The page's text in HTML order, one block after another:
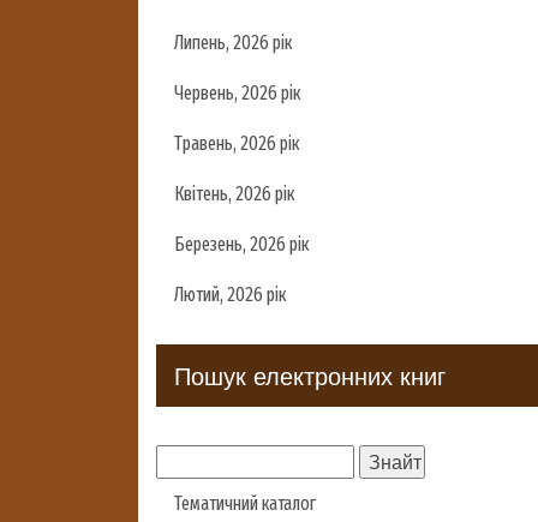
Липень, 2026 рік
Червень, 2026 рік
Травень, 2026 рік
Квітень, 2026 рік
Березень, 2026 рік
Лютий, 2026 рік
Пошук електронних книг
Тематичний каталог